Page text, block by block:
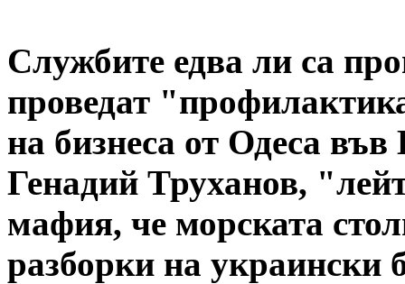
Службите едва ли са
проведат
на бизнеса от Одеса
Генадий Труханов,
мафия, че морската
разборки на украински